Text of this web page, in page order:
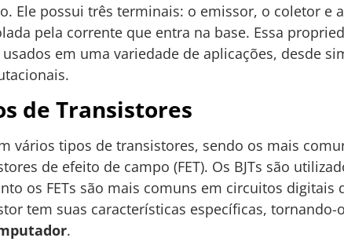
Ele possui três terminais: o emissor, o coletor e
pela corrente que entra na base. Essa
em uma variedade de aplicações, desde
de Transistores
vários tipos de transistores, sendo os mais
de efeito de campo (FET). Os BJTs são
os FETs são mais comuns em circuitos
tem suas características específicas,
.